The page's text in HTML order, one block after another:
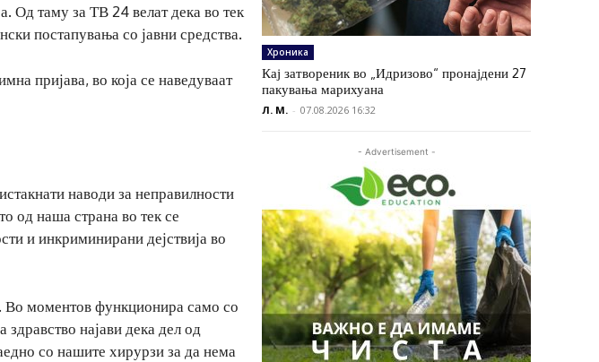
Од таму за ТВ 24 велат дека во тек
постапувања со јавни средства.
пријава, во која се наведуваат
наводи за неправилности
од наша страна во тек се
и инкриминирани дејствија во
Во моментов функционира само со
најави дека дел од
со нашите хирурзи за да нема
Хроника
Кај затвореник во „Идризово“ пронајдени 27
пакувања марихуана
Л. М. - 07.08.2026 16:32
- Advertisement -